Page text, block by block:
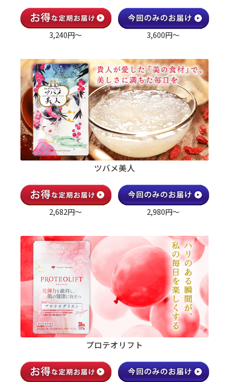
3,240円～ 3,600円～
ツバメ美人
2,682円～ 2,980円～
プロテオリフト